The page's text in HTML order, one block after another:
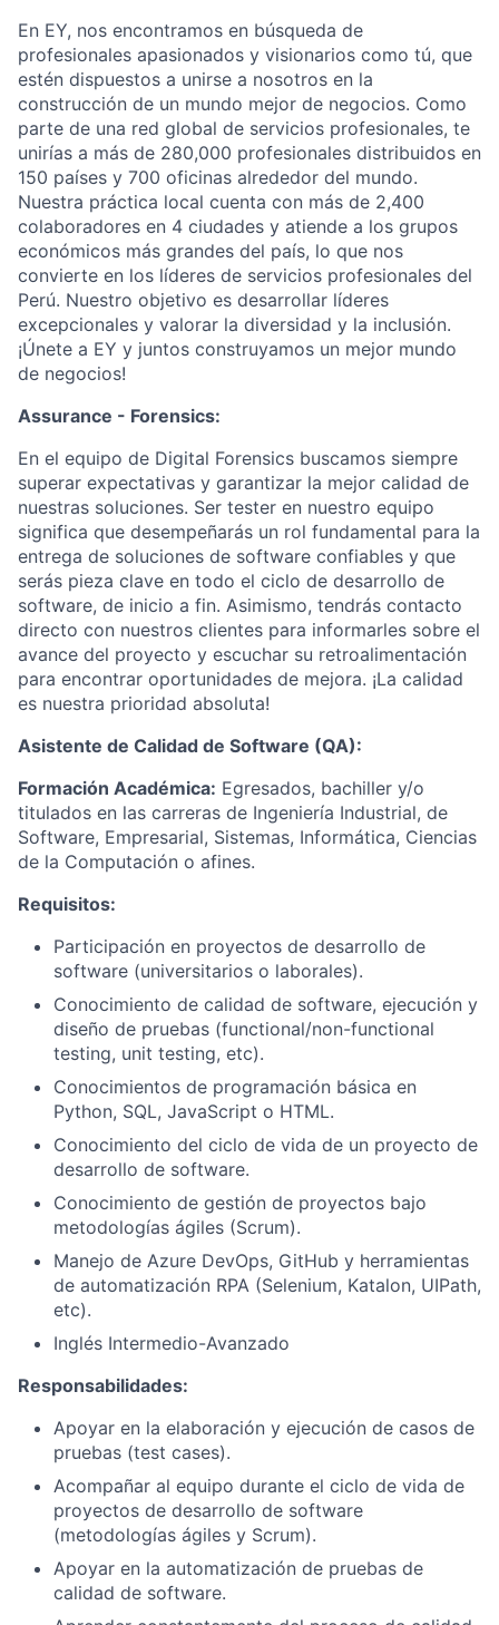
En EY, nos encontramos en búsqueda de
profesionales apasionados y visionarios como tú, que
estén dispuestos a unirse a nosotros en la
construcción de un mundo mejor de negocios. Como
parte de una red global de servicios profesionales, te
unirías a más de 280,000 profesionales distribuidos en
150 países y 700 oficinas alrededor del mundo.
Nuestra práctica local cuenta con más de 2,400
colaboradores en 4 ciudades y atiende a los grupos
económicos más grandes del país, lo que nos
convierte en los líderes de servicios profesionales del
Perú. Nuestro objetivo es desarrollar líderes
excepcionales y valorar la diversidad y la inclusión.
¡Únete a EY y juntos construyamos un mejor mundo
de negocios!
Assurance - Forensics:
En el equipo de Digital Forensics buscamos siempre
superar expectativas y garantizar la mejor calidad de
nuestras soluciones. Ser tester en nuestro equipo
significa que desempeñarás un rol fundamental para la
entrega de soluciones de software confiables y que
serás pieza clave en todo el ciclo de desarrollo de
software, de inicio a fin. Asimismo, tendrás contacto
directo con nuestros clientes para informarles sobre el
avance del proyecto y escuchar su retroalimentación
para encontrar oportunidades de mejora. ¡La calidad
es nuestra prioridad absoluta!
Asistente de Calidad de Software (QA):
Formación Académica: Egresados, bachiller y/o
titulados en las carreras de Ingeniería Industrial, de
Software, Empresarial, Sistemas, Informática, Ciencias
de la Computación o afines.
Requisitos:
Participación en proyectos de desarrollo de
software (universitarios o laborales).
Conocimiento de calidad de software, ejecución y
diseño de pruebas (functional/non-functional
testing, unit testing, etc).
Conocimientos de programación básica en
Python, SQL, JavaScript o HTML.
Conocimiento del ciclo de vida de un proyecto de
desarrollo de software.
Conocimiento de gestión de proyectos bajo
metodologías ágiles (Scrum).
Manejo de Azure DevOps, GitHub y herramientas
de automatización RPA (Selenium, Katalon, UIPath,
etc).
Inglés Intermedio-Avanzado
Responsabilidades:
Apoyar en la elaboración y ejecución de casos de
pruebas (test cases).
Acompañar al equipo durante el ciclo de vida de
proyectos de desarrollo de software
(metodologías ágiles y Scrum).
Apoyar en la automatización de pruebas de
calidad de software.